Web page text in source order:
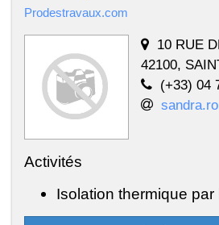
Prodestravaux.com
10 RUE
42100,
(+33) 04
Activités
Isolation thermique par